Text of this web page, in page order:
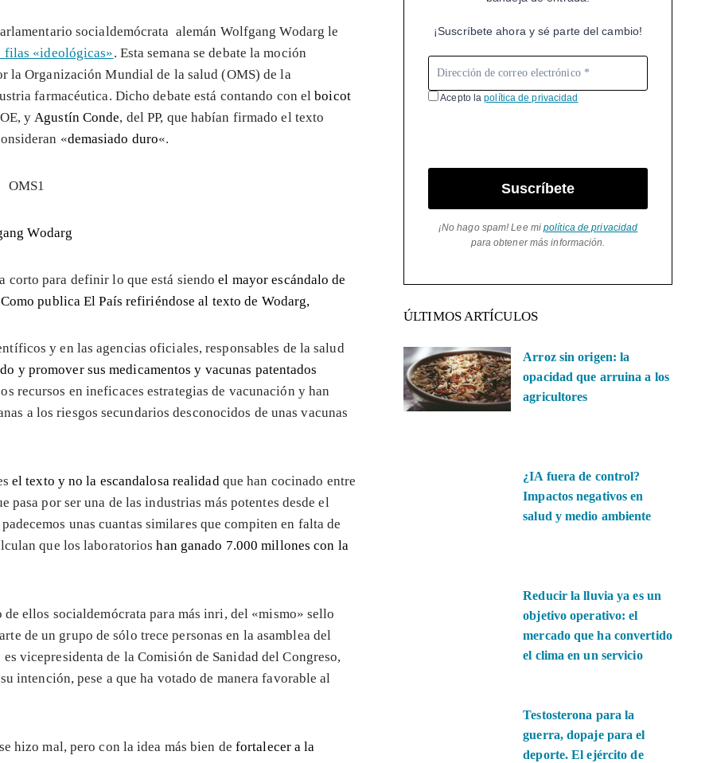
socialdemócrata alemán Wolfgang Wodarg le
filas «ideológicas». Esta semana se debate la moción
la Organización Mundial de la salud (OMS) de la
farmacéutica. Dicho debate está contando con elboicot
yAgustín Conde, del PP, que habían firmado el texto
«demasiado duro«.
Wodarg
corto para definir lo que está siendoel mayor escándalo de
publica El País refiriéndose al texto de Wodarg,
y en las agencias oficiales, responsables de la salud
y promover sus medicamentos y vacunas patentados
recursos en ineficaces estrategias de vacunación y han
a los riesgos secundarios desconocidos de unas vacunas
el texto y no la escandalosa realidadque han cocinado entre
por ser una de las industrias más potentes desde el
unas cuantas similares que compiten en falta de
que los laboratorioshan ganado 7.000 millones con la
ellos socialdemócrata para más inri, del «mismo» sello
de un grupo de sólo trece personas en la asamblea del
vicepresidenta de la Comisión de Sanidad del Congreso,
intención, pese a que ha votado de manera favorable al
hizo mal, pero con la idea más bien de fortalecer a la
¡Suscríbete ahora y sé parte del cambio!
Acepto lapolítica de privacidad
Suscríbete
¡No hago spam! Lee mipolítica de privacidad
para obtener más información.
ÚLTIMOS ARTÍCULOS
Arroz sin origen: la
opacidad que arruina a los
agricultores
¿IA fuera de control?
Impactos negativos en
salud y medio ambiente
Reducir la lluvia ya es un
objetivo operativo: el
mercado que ha convertido
el clima en un servicio
Testosterona para la
guerra, dopaje para el
deporte. El ejército de